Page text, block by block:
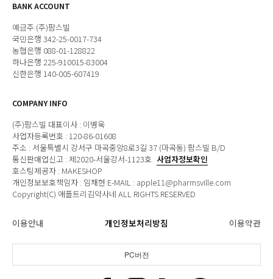
BANK ACCOUNT
예금주:(주)팜스빌
국민은행 342-25-0017-734
농협은행 088-01-128822
하나은행 225-910015-83004
신한은행 140-005-607419
COMPANY INFO
(주)팜스빌 대표이사 : 이병욱
사업자등록번호 : 120-86-01608
주소 : 서울특별시 강서구 마곡중앙8로3길 37 (마곡동) 팜스빌 B/D
통신판매업신고 : 제2020-서울강서-1123호 사업자정보확인
호스팅제공자 : MAKESHOP
개인정보보호책임자 : 임채현 E-MAIL : apple11@pharmsville.com
Copyright(C) 애플트리김약사네 ALL RIGHTS RESERVED
이용안내 개인정보처리방침 이용약관
PC버전